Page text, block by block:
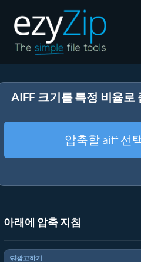
압축 해제
기타 도구
AIFF 크기를 특정 비율로
압축할 aiff 선
아래에 압축 지침
광고하기